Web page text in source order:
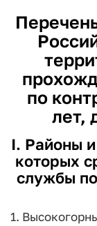
по
лет,
I. Районы
которых
службы
1.